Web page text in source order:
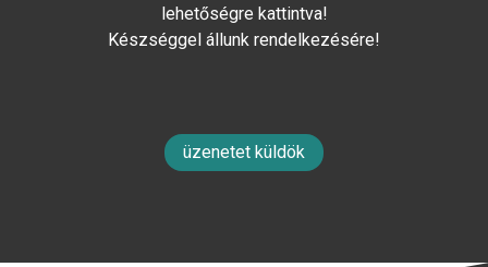
lehetőségre kattintva!
Készséggel állunk rendelkezésére!
üzenetet küldök